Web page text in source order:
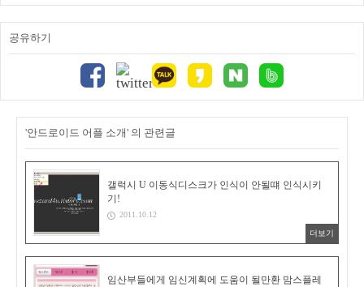
공유하기
'안드로이드 어플 소개' 의 관련글
갤럭시 U 이동식디스크가 인식이 안될떄 인식시키
기!
2011.10.12
더보기
임산부들에게 임신계획에 도움이 될만환 맘스플레